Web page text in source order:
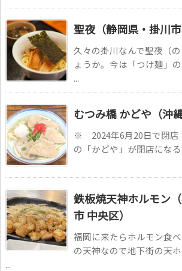
聖夜（静岡県・掛川市
久々の掛川なんで聖夜（
ょうか。今は「つけ麺」
...
むつみ橋 かどや（沖
※ 2024年6月20日で閉
の「かどや」が閉店になる
鉄板焼天神ホルモン
市 中央区）
福岡に来たらホルモン食
の天神なので地下街の天ホ
...